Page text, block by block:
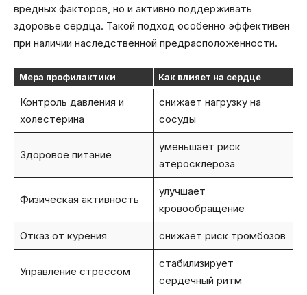
вредных факторов, но и активно поддерживать
здоровье сердца. Такой подход особенно эффективен
при наличии наследственной предрасположенности.
Мера профилактики Как влияет на сердце
Контроль давления и
холестерина
снижает нагрузку на
сосуды
Здоровое питание
уменьшает риск
атеросклероза
Физическая активность
улучшает
кровообращение
Отказ от курения снижает риск тромбозов
Управление стрессом
стабилизирует
сердечный ритм